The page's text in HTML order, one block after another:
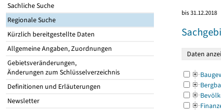
Sachliche Suche
Regionale Suche
Kürzlich bereitgestellte Daten
Allgemeine Angaben, Zuordnungen
Gebietsveränderungen,
Änderungen zum Schlüsselverzeichnis
Definitionen und Erläuterungen
Newsletter
bis 31.12.2018